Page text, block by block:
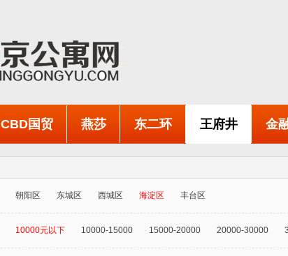
CBD国贸 燕莎 东二环 王府井 金
朝阳区 东城区 西城区 海淀区 丰台区
10000元以下 10000-15000 15000-20000 20000-30000